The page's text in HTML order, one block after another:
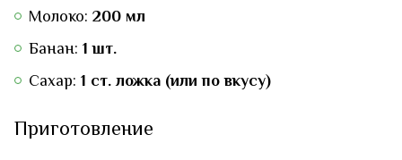
Молоко: 200 мл
Банан: 1 шт.
Сахар: 1 ст. ложка (или по вкусу)
Приготовление